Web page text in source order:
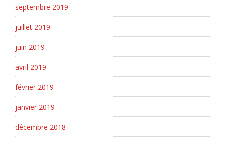
septembre 2019
juillet 2019
juin 2019
avril 2019
février 2019
janvier 2019
décembre 2018